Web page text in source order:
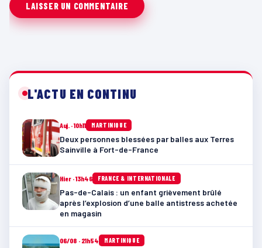
L'ACTU EN CONTINU
Auj. · 10h11 MARTINIQUE
Deux personnes blessées par balles aux Terres
Sainville à Fort-de-France
Hier · 13h46 FRANCE & INTERNATIONALE
Pas-de-Calais : un enfant grièvement brûlé
après l’explosion d’une balle antistress achetée
en magasin
06/08 · 21h54 MARTINIQUE